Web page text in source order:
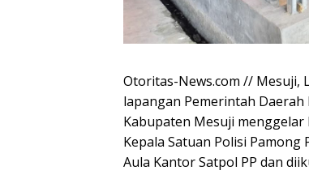
Otoritas-News.com // Mesuji,
lapangan Pemerintah Daerah
Kabupaten Mesuji
Kepala Satuan Polisi Pamong
Aula Kantor Satpol PP dan